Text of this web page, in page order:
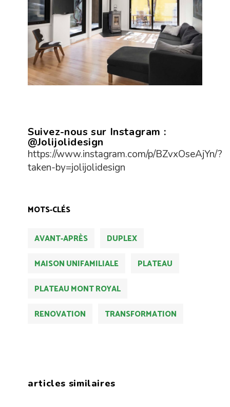
Suivez-nous sur Instagram :
@Jolijolidesign
https://www.instagram.com/p/BZvxOseAjYn/?
taken-by=jolijolidesign
MOTS-CLÉS
AVANT-APRÈS
DUPLEX
MAISON UNIFAMILIALE
PLATEAU
PLATEAU MONT ROYAL
RENOVATION
TRANSFORMATION
articles similaires